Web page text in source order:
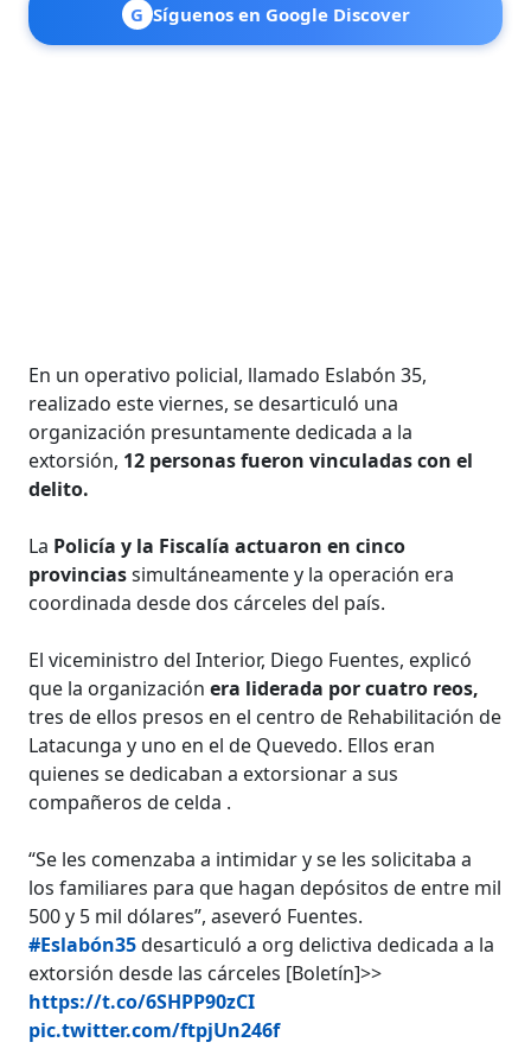
G Síguenos en Google Discover
En un operativo policial, llamado Eslabón 35,
realizado este viernes, se desarticuló una
organización presuntamente dedicada a la
extorsión, 12 personas fueron vinculadas con el
delito.
La Policía y la Fiscalía actuaron en cinco
provinciassimultáneamente y la operación era
coordinada desde dos cárceles del país.
El viceministro del Interior, Diego Fuentes, explicó
que la organizaciónera liderada por cuatro reos,
tres de ellos presos en el centro de Rehabilitación de
Latacunga y uno en el de Quevedo. Ellos eran
quienes se dedicaban a extorsionar a sus
compañeros de celda .
“Se les comenzaba a intimidar y se les solicitaba a
los familiares para que hagan depósitos de entre mil
500 y 5 mil dólares”, aseveró Fuentes.
#Eslabón35desarticuló a org delictiva dedicada a la
extorsión desde las cárceles [Boletín]>>
https://t.co/6SHPP90zCI
pic.twitter.com/ftpjUn246f